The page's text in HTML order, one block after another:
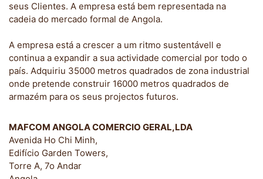
seus Clientes. A empresa está bem representada na
cadeia do mercado formal de Angola.
A empresa está a crescer a um ritmo sustentávell e
continua a expandir a sua actividade comercial por todo o
país. Adquiriu 35000 metros quadrados de zona industrial
onde pretende construir 16000 metros quadrados de
armazém para os seus projectos futuros.
MAFCOM ANGOLA COMERCIO GERAL,LDA
Avenida Ho Chi Minh,
Edifício Garden Towers,
Torre A, 7o Andar